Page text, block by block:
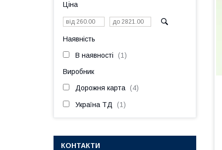
Ціна
Наявність
В наявності 1
Виробник
Дорожня карта 4
Україна ТД 1
КОНТАКТИ